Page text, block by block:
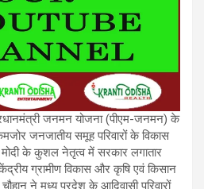
जनमन योजना (पीएम-जनमन) के
जनजातीय समूह परिवारों के विकास
के कुशल नेतृत्व में सरकार लगातार
ग्रामीण विकास और कृषि एवं किसान
ने मध्य प्रदेश के आदिवासी परिवारों